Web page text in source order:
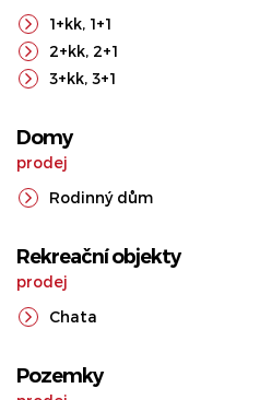
1+kk, 1+1
2+kk, 2+1
3+kk, 3+1
Domy
prodej
Rodinný dům
Rekreační objekty
prodej
Chata
Pozemky